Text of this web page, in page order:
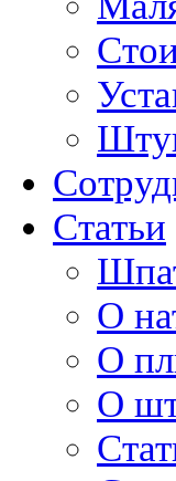
Статьи
О
О
О